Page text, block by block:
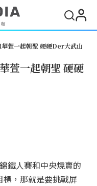
華萱一起朝聖 硬硬Der大武山
萱一起朝聖 硬硬
鐵人賽和中央燒賣的
，那就是要挑戰屏